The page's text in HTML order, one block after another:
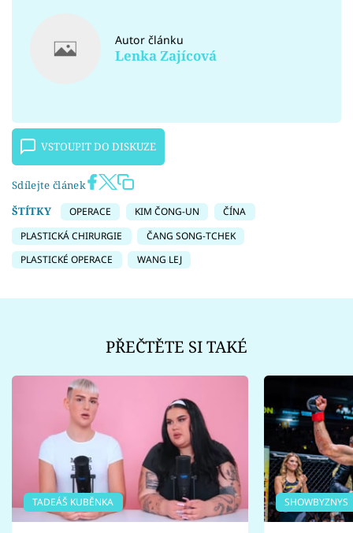
Autor článku
Lenka Zajícová
VSTOUPIT DO DISKUZE
Sdílejte článek
ŠTÍTKY
OPERACE KIM ČONG-UN
ČÍNA
PLASTICKÁ CHIRURGIE
ČANG SONG-TCHEK
PLASTICKÉ OPERACE
WANG LEJ
PŘEČTĚTE SI TAKÉ
TADEÁŠ KUBĚNKA SHOWBYZNYS